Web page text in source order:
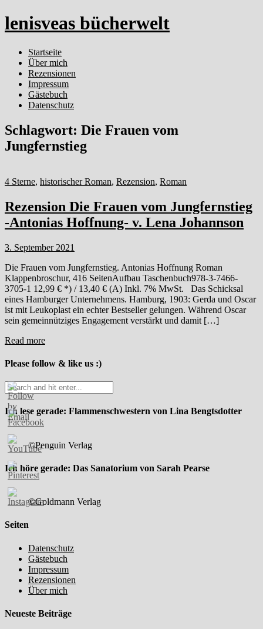
lenisveas bücherwelt
Startseite
Über mich
Rezensionen
Impressum
Gästebuch
Datenschutz
Schlagwort: Die Frauen vom
Jungfernstieg
4 Sterne, historischer Roman, Rezension, Roman
Rezension Die Frauen vom Jungfernstieg
-Antonias Hoffnung- v. Lena Johannson
3. September 2021
Die Frauen vom Jungfernstieg. Antonias Hoffnung Roman
Klappenbroschur, 416 SeitenAufbau Taschenbuch978-3-7466-
3705-1 12,99 € *) / 13,40 € (A) Inkl. 7% MwSt. Das Schicksal
eines Hamburger Unternehmens. Hamburg, 1903: Gerda und Oscar
ist mit Leukoplast ein echter Bestseller gelungen. Während Oscar
sein gemeinnütziges Engagement verstärkt und damit […]
Read more
Please follow & like us :)
Ich lese gerade: Flammenschwestern von Lina Bengtsdotter
©Penguin Verlag
Ich höre gerade: Das Sanatorium von Sarah Pearse
©Goldmann Verlag
Seiten
Datenschutz
Gästebuch
Impressum
Rezensionen
Über mich
Neueste Beiträge